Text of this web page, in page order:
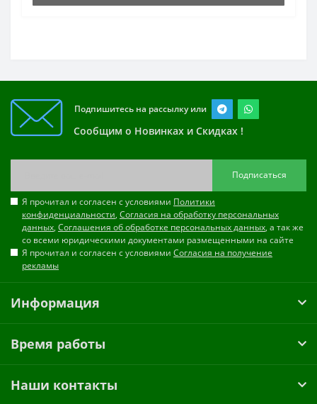
Подпишитесь на рассылку или
Сообщим о Новинках и Скидках !
Подписаться
Я прочитал и согласен с условиями Политики
конфиденциальности, Согласия на обработку персональных
данных, Соглашения об обработке персональных данных, а так же
со всеми юридическими документами размещенными на сайте
Я прочитал и согласен с условиями Согласия на получение
рекламы
Информация
Время работы
Наши контакты